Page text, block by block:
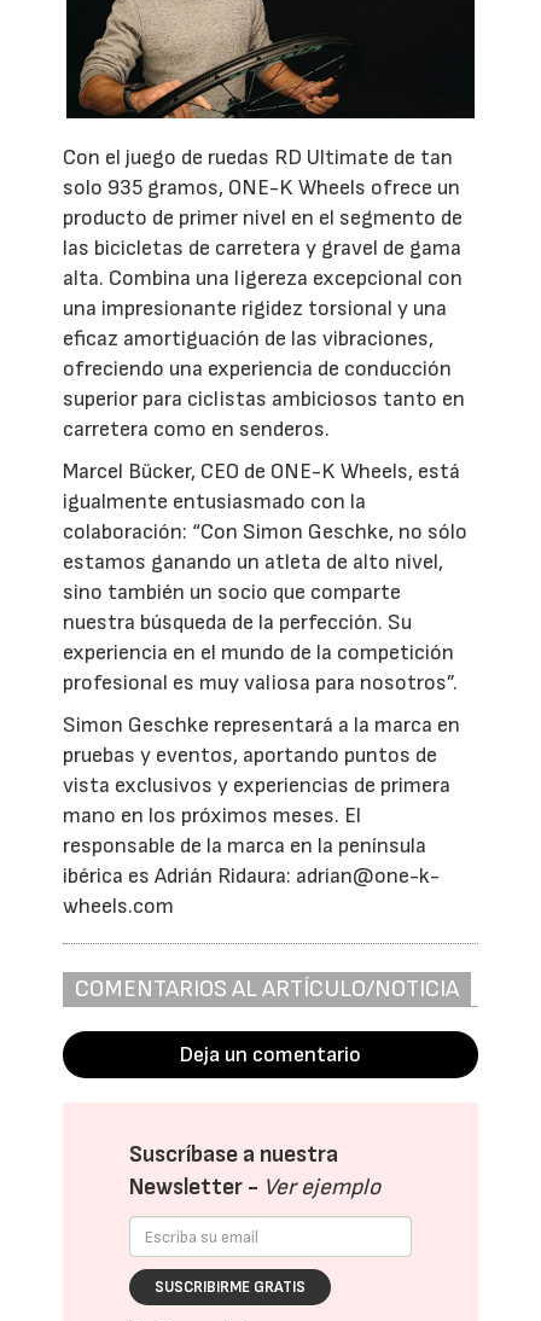
Con el juego de ruedas RD Ultimate de tan
solo 935 gramos, ONE-K Wheels ofrece un
producto de primer nivel en el segmento de
las bicicletas de carretera y gravel de gama
alta. Combina una ligereza excepcional con
una impresionante rigidez torsional y una
eficaz amortiguación de las vibraciones,
ofreciendo una experiencia de conducción
superior para ciclistas ambiciosos tanto en
carretera como en senderos.
Marcel Bücker, CEO de ONE-K Wheels, está
igualmente entusiasmado con la
colaboración: “Con Simon Geschke, no sólo
estamos ganando un atleta de alto nivel,
sino también un socio que comparte
nuestra búsqueda de la perfección. Su
experiencia en el mundo de la competición
profesional es muy valiosa para nosotros”.
Simon Geschke representará a la marca en
pruebas y eventos, aportando puntos de
vista exclusivos y experiencias de primera
mano en los próximos meses. El
responsable de la marca en la península
ibérica es Adrián Ridaura: adrian@one-k-
wheels.com
COMENTARIOS AL ARTÍCULO/NOTICIA
Deja un comentario
Suscríbase a nuestra
Newsletter - Ver ejemplo
SUSCRIBIRME GRATIS